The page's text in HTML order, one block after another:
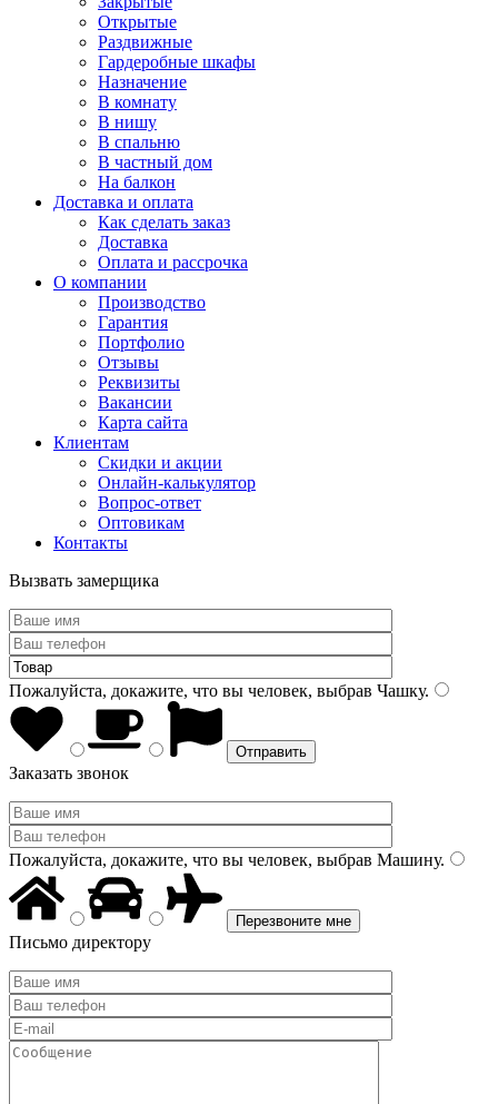
Открытые
Раздвижные
Гардеробные шкафы
Назначение
В комнату
В нишу
В спальню
В частный дом
На балкон
Доставка и оплата
Как сделать заказ
Доставка
Оплата и рассрочка
О компании
Производство
Гарантия
Портфолио
Отзывы
Реквизиты
Вакансии
Карта сайта
Клиентам
Скидки и акции
Онлайн-калькулятор
Вопрос-ответ
Оптовикам
Контакты
Вызвать замерщика
Пожалуйста, докажите, что вы человек, выбрав Чашку.
Заказать звонок
Пожалуйста, докажите, что вы человек, выбрав Машину.
Письмо директору